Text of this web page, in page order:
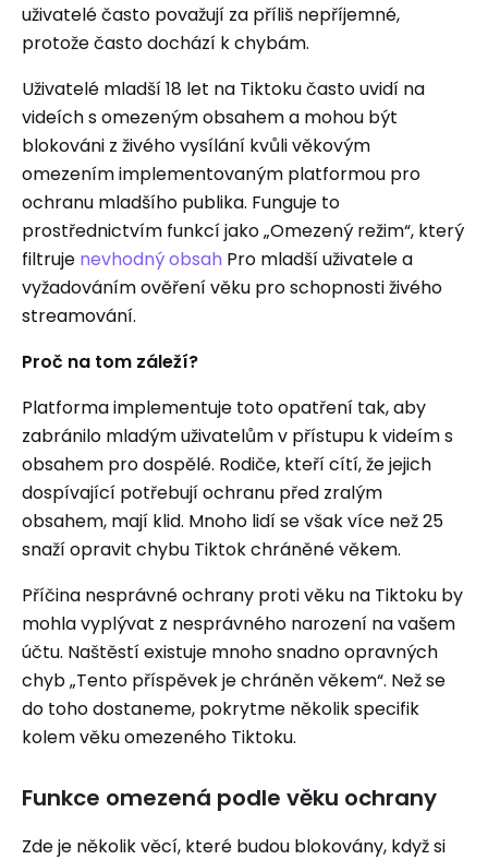
uživatelé často považují za příliš nepříjemné,
protože často dochází k chybám.
Uživatelé mladší 18 let na Tiktoku často uvidí na
videích s omezeným obsahem a mohou být
blokováni z živého vysílání kvůli věkovým
omezením implementovaným platformou pro
ochranu mladšího publika. Funguje to
prostřednictvím funkcí jako „Omezený režim“, který
filtruje nevhodný obsah Pro mladší uživatele a
vyžadováním ověření věku pro schopnosti živého
streamování.
Proč na tom záleží?
Platforma implementuje toto opatření tak, aby
zabránilo mladým uživatelům v přístupu k videím s
obsahem pro dospělé. Rodiče, kteří cítí, že jejich
dospívající potřebují ochranu před zralým
obsahem, mají klid. Mnoho lidí se však více než 25
snaží opravit chybu Tiktok chráněné věkem.
Příčina nesprávné ochrany proti věku na Tiktoku by
mohla vyplývat z nesprávného narození na vašem
účtu. Naštěstí existuje mnoho snadno opravných
chyb „Tento příspěvek je chráněn věkem“. Než se
do toho dostaneme, pokrytme několik specifik
kolem věku omezeného Tiktoku.
Funkce omezená podle věku ochrany
Zde je několik věcí, které budou blokovány, když si